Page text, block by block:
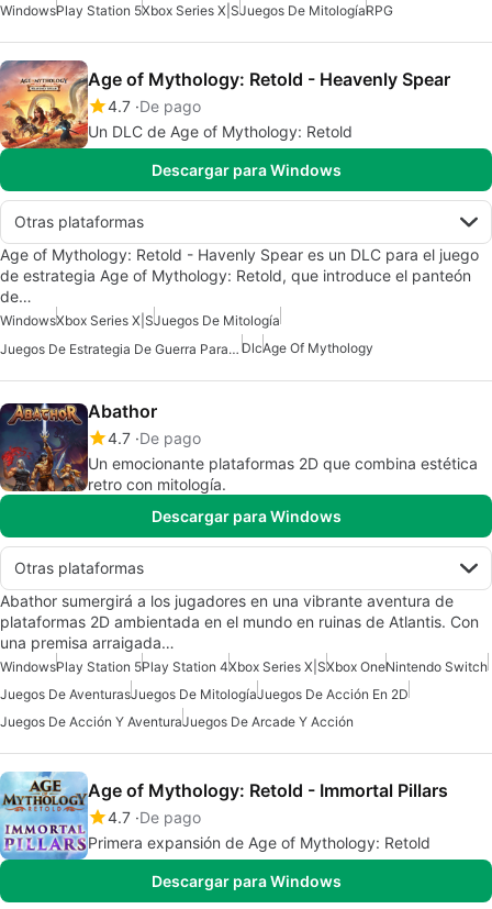
WindowsPlay Station 5Xbox Series X|SJuegos De MitologíaRPG
Age of Mythology: Retold - Heavenly Spear
4.7 De pago
Un DLC de Age of Mythology: Retold
Descargar para Windows
Otras plataformas
Age of Mythology: Retold - Havenly Spear es un DLC para el juego
de estrategia Age of Mythology: Retold, que introduce el panteón
de…
WindowsXbox Series X|SJuegos De Mitología
Juegos De Estrategia De Guerra Para Windows DlcAge Of Mythology
Abathor
4.7 De pago
Un emocionante plataformas 2D que combina estética
retro con mitología.
Descargar para Windows
Otras plataformas
Abathor sumergirá a los jugadores en una vibrante aventura de
plataformas 2D ambientada en el mundo en ruinas de Atlantis. Con
una premisa arraigada…
WindowsPlay Station 5Play Station 4Xbox Series X|SXbox OneNintendo Switch
Juegos De AventurasJuegos De MitologíaJuegos De Acción En 2D
Juegos De Acción Y AventuraJuegos De Arcade Y Acción
Age of Mythology: Retold - Immortal Pillars
4.7 De pago
Primera expansión de Age of Mythology: Retold
Descargar para Windows